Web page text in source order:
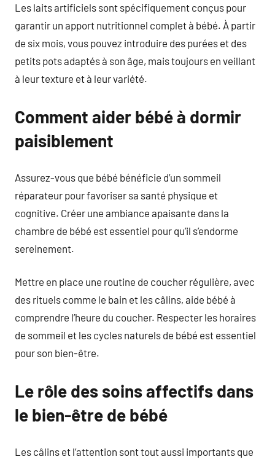
Les laits artificiels sont spécifiquement conçus pour
garantir un apport nutritionnel complet à bébé. À partir
de six mois, vous pouvez introduire des purées et des
petits pots adaptés à son âge, mais toujours en veillant
à leur texture et à leur variété.
Comment aider bébé à dormir
paisiblement
Assurez-vous que bébé bénéficie d’un sommeil
réparateur pour favoriser sa santé physique et
cognitive. Créer une ambiance apaisante dans la
chambre de bébé est essentiel pour qu’il s’endorme
sereinement.
Mettre en place une routine de coucher régulière, avec
des rituels comme le bain et les câlins, aide bébé à
comprendre l’heure du coucher. Respecter les horaires
de sommeil et les cycles naturels de bébé est essentiel
pour son bien-être.
Le rôle des soins affectifs dans
le bien-être de bébé
Les câlins et l’attention sont tout aussi importants que